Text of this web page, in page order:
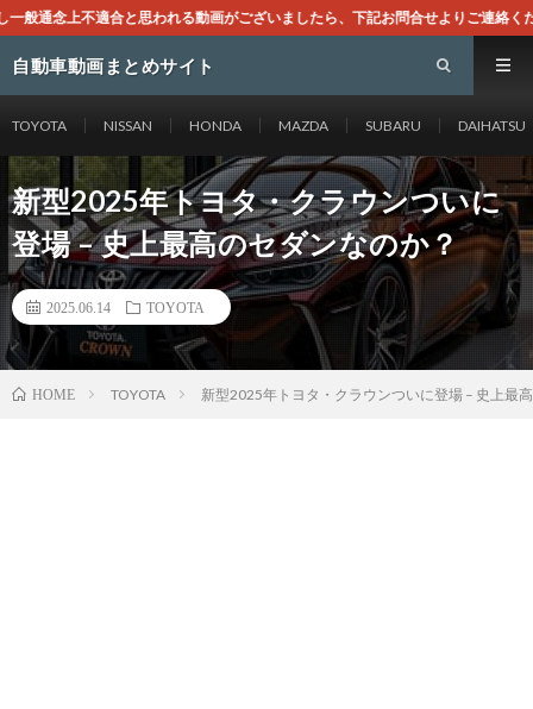
ざいましたら、下記お問合せよりご連絡ください。即刻対処させて頂きます
自動車動画まとめサイト
TOYOTA NISSAN HONDA MAZDA SUBARU DAIHATSU
新型2025年トヨタ・クラウンついに
登場 – 史上最高のセダンなのか？
2025.06.14 TOYOTA
HOME TOYOTA 新型2025年トヨタ・クラウンついに登場 – 史上最